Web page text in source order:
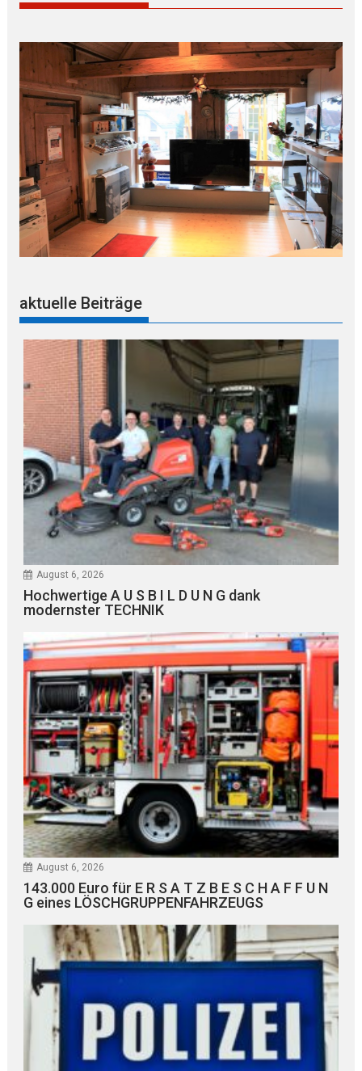
aktuelle Beiträge
August 6, 2026
Hochwertige A U S B I L D U N G dank
modernster TECHNIK
August 6, 2026
143.000 Euro für E R S A T Z B E S C H A F F U N
G eines LÖSCHGRUPPENFAHRZEUGS